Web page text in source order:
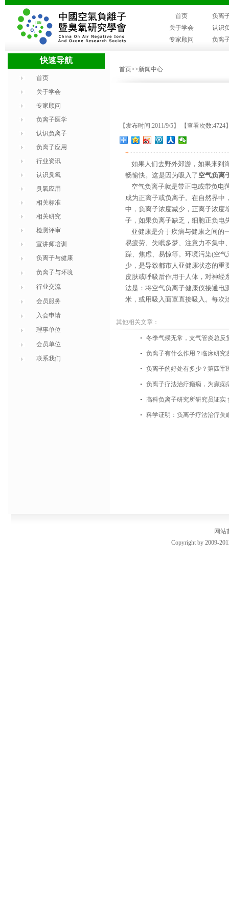
首页
负离
关于学会
认识
专家顾问
负离
快速导航
首页
关于学会
专家顾问
负离子医学
认识负离子
负离子应用
行业资讯
认识臭氧
臭氧应用
相关标准
相关研究
检测评审
宣讲师培训
负离子与健康
负离子与环境
行业交流
会员服务
入会申请
理事单位
会员单位
联系我们
首页>>新闻中心
【发布时间:2011/9/5】 【查看次数:4724
+
如果人们去野外郊游，如果来到
畅愉快。这是因为吸入了 空气负离
空气负离子就是带正电或带负电
成为正离子或负离子。在自然界中
中，负离子浓度减少，正离子浓度
子，如果负离子缺乏，细胞正负电
亚健康是介于疾病与健康之间的
易疲劳、失眠多梦、注意力不集中
躁、焦虑、易惊等。环境污染(空
少，是导致都市人亚健康状态的重
皮肤或呼吸后作用于人体，对神经
法是：将空气负离子健康仪接通电
米，或用吸入面罩直接吸入。每次
其他相关文章：
冬季气候无常，支气管炎总反
负离子有什么作用？临床研究
负离子的好处有多少？第四军
负离子疗法治疗癫痫，为癫痫
高科负离子研究所研究员证实
科学证明：负离子疗法治疗失
网站
Copyright by 2009-